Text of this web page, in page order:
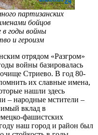
партизанских
бойцов
в годы войны
и героизм
отрядом «Pазгpoм»
войны базировалась
Стриево. В год 80-
их славные имена,
нашли здесь
– народные мстители –
вклад в
фашистских
наш город и район был